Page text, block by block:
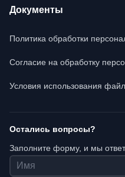
Документы
Политика обработки
Согласие на обработку
Условия использования
Остались вопросы?
Заполните форму, и мы
Имя